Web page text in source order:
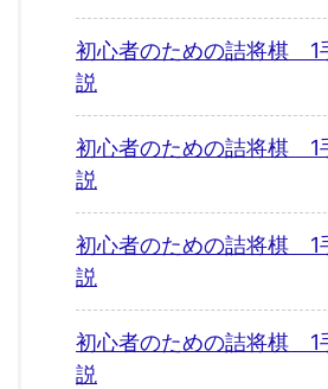
初心者のための詰将棋
説
初心者のための詰将棋
説
初心者のための詰将棋
説
初心者のための詰将棋
説